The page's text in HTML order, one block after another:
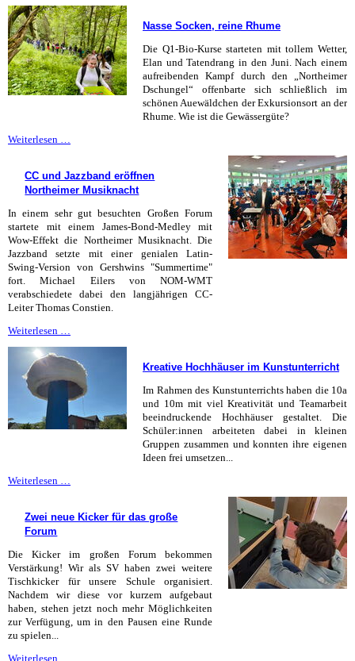
wird
Mitglied
Nasse Socken, reine Rhume
Die Q1-Bio-Kurse starteten mit tollem Wetter,
Elan und Tatendrang in den Juni. Nach einem
aufreibenden Kampf durch den „Northeimer
Dschungel“ offenbarte sich schließlich im
schönen Auewäldchen der Exkursionsort an der
Rhume. Wie ist die Gewässergüte?
Weiterlesen …
Rhume
CC und Jazzband eröffnen
Northeimer Musiknacht
In einem sehr gut besuchten Großen Forum
startete mit einem James-Bond-Medley mit
Wow-Effekt die Northeimer Musiknacht. Die
Jazzband setzte mit einer genialen Latin-
Swing-Version von Gershwins "Summertime"
fort. Michael Eilers von NOM-WMT
verabschiedete dabei den langjährigen CC-
Leiter Thomas Constien.
Weiterlesen …
Jazzband
eröffnen
Northeimer
Musiknacht
Kreative Hochhäuser im Kunstunterricht
Im Rahmen des Kunstunterrichts haben die 10a
und 10m mit viel Kreativität und Teamarbeit
beeindruckende Hochhäuser gestaltet. Die
Schüler:innen arbeiteten dabei in kleinen
Gruppen zusammen und konnten ihre eigenen
Ideen frei umsetzen...
Weiterlesen …
Kunstunterricht
Zwei neue Kicker für das große
Forum
Die Kicker im großen Forum bekommen
Verstärkung! Wir als SV haben zwei weitere
Tischkicker für unsere Schule organisiert.
Nachdem wir diese vor kurzem aufgebaut
haben, stehen jetzt noch mehr Möglichkeiten
zur Verfügung, um in den Pausen eine Runde
zu spielen...
Weiterlesen …